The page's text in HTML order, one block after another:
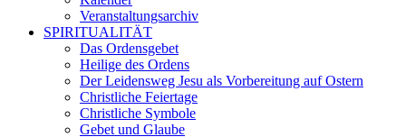
Veranstaltungsarchiv
SPIRITUALITÄT
Das Ordensgebet
Heilige des Ordens
Der Leidensweg Jesu als Vorbereitung auf Ostern
Christliche Feiertage
Christliche Symbole
Gebet und Glaube